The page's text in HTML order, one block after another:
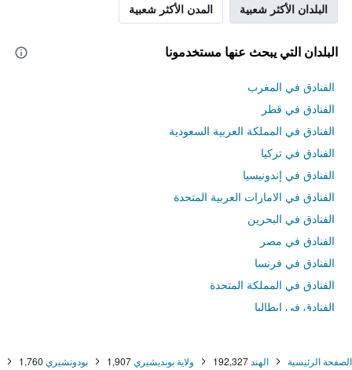
البلدان الأكثر شعبية المدن الأكثر شعبية
البلدان التي يبحث عنها مستخدمونا
الفنادق في المغرب
الفنادق في قطر
الفنادق في المملكة العربية السعودية
الفنادق في تركيا
الفنادق في إندونيسيا
الفنادق في الامارات العربية المتحدة
الفنادق في البحرين
الفنادق في مصر
الفنادق في فرنسا
الفنادق في المملكة المتحدة
الفنادق في إيطاليا
الصفحة الرئيسية الهند 192,327 ولاية بونديشيري1,907 بودوتشيري 1,760